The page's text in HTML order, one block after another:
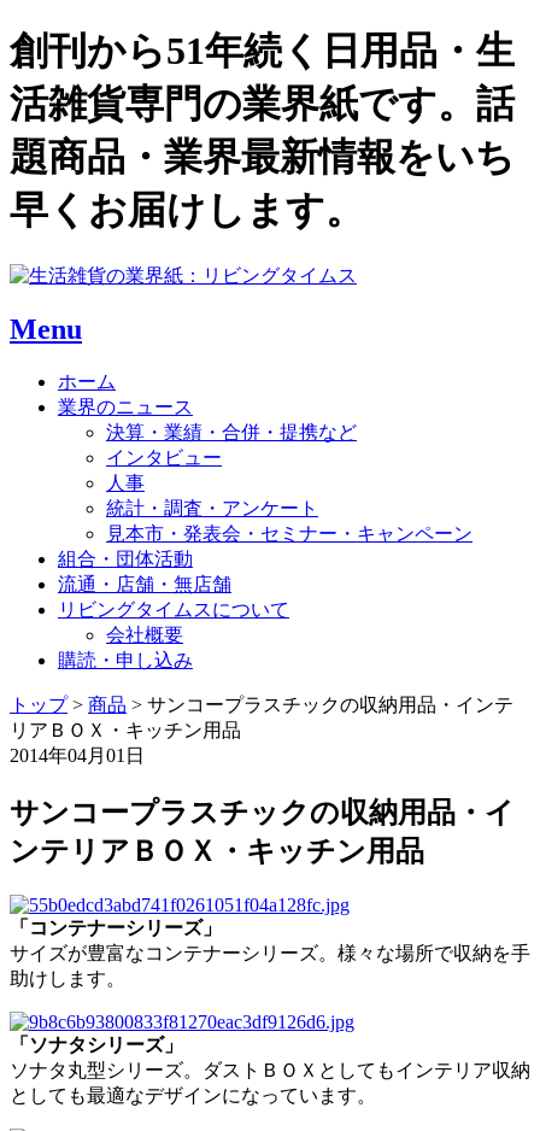
創刊から51年続く日用品・生
活雑貨専門の業界紙です。話
題商品・業界最新情報をいち
早くお届けします。
Menu
ホーム
業界のニュース
決算・業績・合併・提携など
インタビュー
人事
統計・調査・アンケート
見本市・発表会・セミナー・キャンペーン
組合・団体活動
流通・店舗・無店舗
リビングタイムスについて
会社概要
購読・申し込み
トップ> 商品 > サンコープラスチックの収納用品・インテ
リアＢＯＸ・キッチン用品
2014年04月01日
サンコープラスチックの収納用品・イ
ンテリアＢＯＸ・キッチン用品
「コンテナーシリーズ」
サイズが豊富なコンテナーシリーズ。様々な場所で収納を手
助けします。
「ソナタシリーズ」
ソナタ丸型シリーズ。ダストＢＯＸとしてもインテリア収納
としても最適なデザインになっています。